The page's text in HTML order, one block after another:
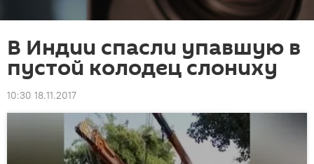
В Индии спасли упавшую в
пустой колодец слониху
10:30 18.11.2017